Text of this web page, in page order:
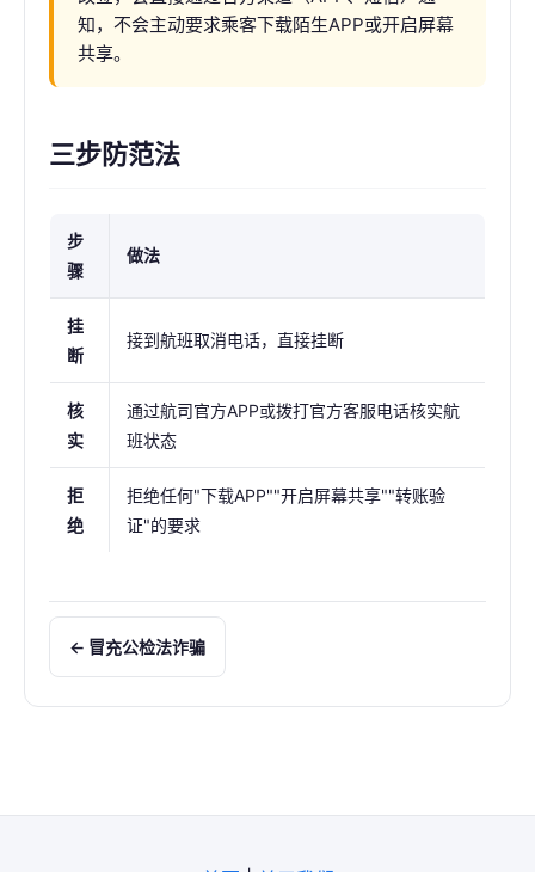
知，不会主动要求乘客下载陌生APP或开启屏幕
共享。
三步防范法
步
骤
做法
挂
断
接到航班取消电话，直接挂断
核
实
通过航司官方APP或拨打官方客服电话核实航
班状态
拒
绝
拒绝任何"下载APP""开启屏幕共享""转账验
证"的要求
← 冒充公检法诈骗